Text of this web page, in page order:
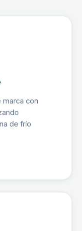
marca con
de frío